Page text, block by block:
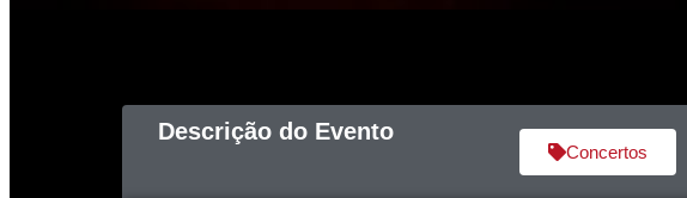
Descrição do Evento
Concertos